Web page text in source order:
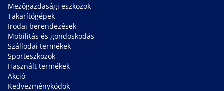
Mezőgazdasági eszközök
Takarítógépek
Irodai berendezések
Mobilitás és gondoskodás
Szállodai termékek
Sporteszközök
Használt termékek
Akció
Kedvezménykódok